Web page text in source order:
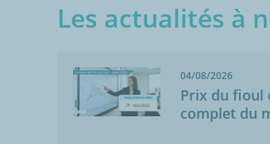
Les actualités à
04/08/2026
Prix du fioul
complet du